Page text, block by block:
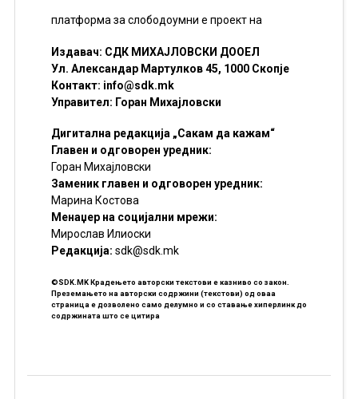
платформа за слободоумни е проект на
Издавач: СДК МИХАЈЛОВСКИ ДООЕЛ
Ул. Александар Мартулков 45, 1000 Скопје
Контакт: info@sdk.mk
Управител: Горан Михајловски
Дигитална редакција „Сакам да кажам“
Главен и одговорен уредник:
Горан Михајловски
Заменик главен и одговорен уредник:
Марина Костова
Менаџер на социјални мрежи:
Мирослав Илиоски
Редакцијa: sdk@sdk.mk
©SDK.MK Крадењето авторски текстови е казниво со закон.
Преземањето на авторски содржини (текстови) од оваа
страница е дозволено само делумно и со ставање хиперлинк до
содржината што се цитира